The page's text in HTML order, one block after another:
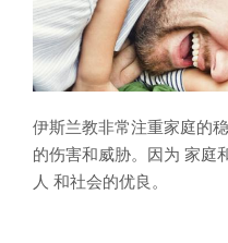
伊斯兰教非常注重家庭的
的伤害和威胁。因为 家庭
人 和社会的优良。